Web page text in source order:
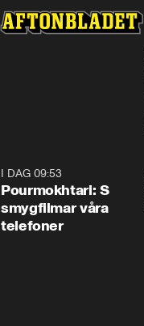
I DAG 09:53
Pourmokhtari: S
smygfilmar våra
telefoner